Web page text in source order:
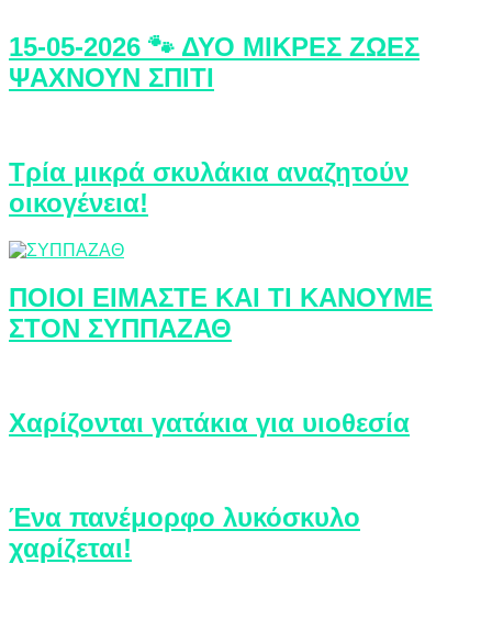
15-05-2026 🐾 ΔΥΟ ΜΙΚΡΕΣ ΖΩΕΣ
ΨΑΧΝΟΥΝ ΣΠΙΤΙ
Τρία μικρά σκυλάκια αναζητούν
οικογένεια!
ΠΟΙΟΙ ΕΙΜΑΣΤΕ ΚΑΙ ΤΙ ΚΑΝΟΥΜΕ
ΣΤΟΝ ΣΥΠΠΑΖΑΘ
Χαρίζονται γατάκια για υιοθεσία
Ένα πανέμορφο λυκόσκυλο
χαρίζεται!